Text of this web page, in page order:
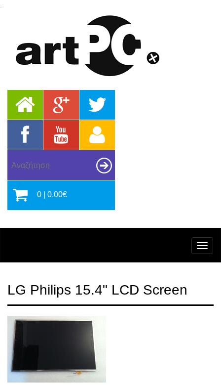
0 | 0.00€
LG Philips 15.4" LCD Screen